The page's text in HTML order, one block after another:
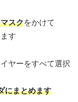
スクをかけて
す
ヤーをすべて選択
にまとめます